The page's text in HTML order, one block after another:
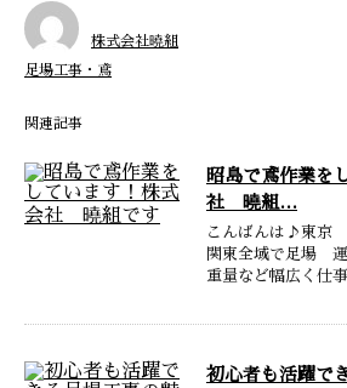
株式会社曉組
足場工事・鳶
関連記事
昭島で鳶作業を
社 曉組…
こんばんは♪東
関東全域で足場
重量など幅広く仕
初心者も活躍で